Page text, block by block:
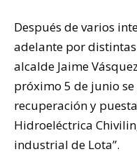
Después de varios
adelante por
alcalde Jaime
próximo 5 de junio
recuperación y
Hidroeléctrica
industrial de Lota”.